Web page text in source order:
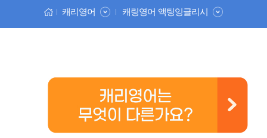
캐리영어 캐링영어 액팅잉글리시